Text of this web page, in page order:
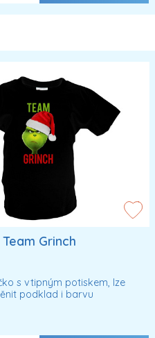
Team Grinch
s vtipným potiskem, lze
podklad i barvu